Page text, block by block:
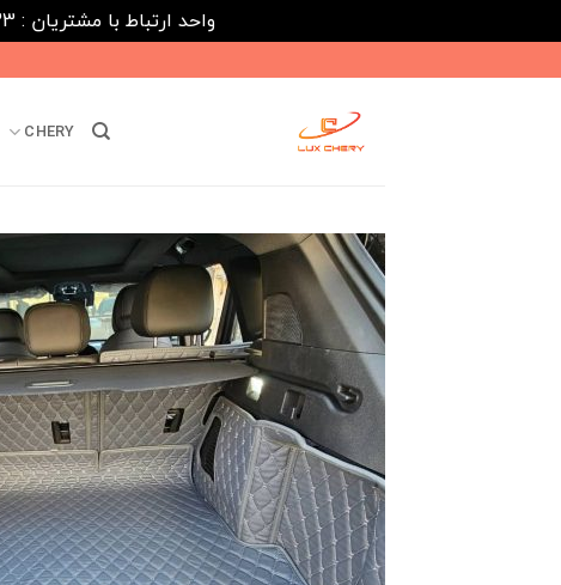
واحد ارتباط با مشتریان : 02182808933 ---- ارتباط در پیامرسان های داخلی ایتا، روبیکا و بله : 09031116395
to
CHERY